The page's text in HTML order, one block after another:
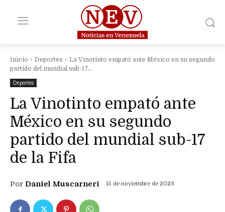
Inicio Deportes
La Vinotinto empató ante México en su segundo
partido del mundial sub-17...
Deportes
La Vinotinto empató ante
México en su segundo
partido del mundial sub-17
de la Fifa
Por Daniel Muscarneri 15 de noviembre de 2023